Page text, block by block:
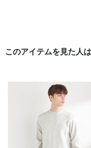
このアイテムを見た人